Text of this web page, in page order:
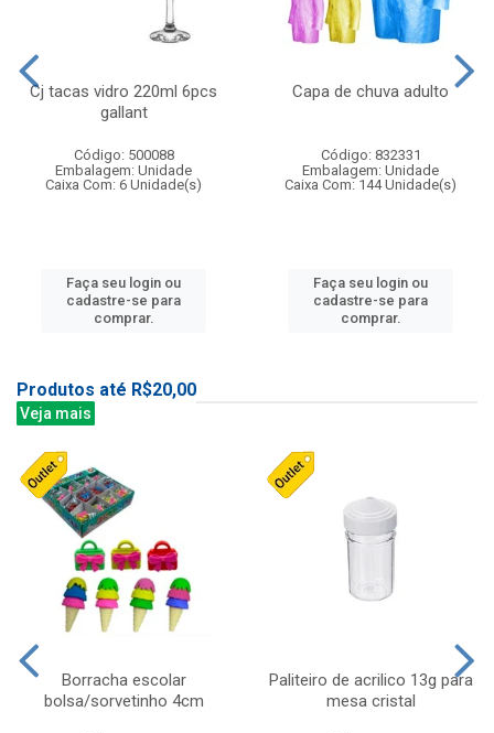
Cj tacas vidro 220ml 6pcs
gallant
Código: 500088
Embalagem: Unidade
Caixa Com: 6 Unidade(s)
Faça seu login ou
cadastre-se para
comprar.
Capa de chuva adulto
Código: 832331
Embalagem: Unidade
Caixa Com: 144 Unidade(s)
Faça seu login ou
cadastre-se para
comprar.
Produtos até R$20,00
Veja mais
Borracha escolar
bolsa/sorvetinho 4cm
Paliteiro de acrilico 13g para
mesa cristal